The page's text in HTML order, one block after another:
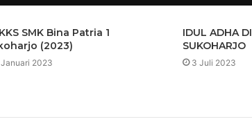
SMK Bina Patria 1
(2023)
Januari 2023
IDUL ADHA
SUKOHARJO
3 Juli 2023